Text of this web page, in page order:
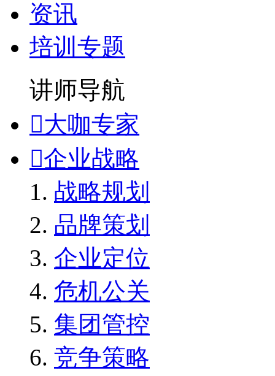
资讯
培训专题
讲师导航
大咖专家
企业战略
战略规划
品牌策划
企业定位
危机公关
集团管控
竞争策略